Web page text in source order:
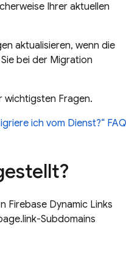
Ihrer aktuellen
aktualisieren, wenn die
bei der Migration
wichtigsten Fragen.
ich vom Dienst?“ FAQ
Firebase Dynamic Links
Subdomains